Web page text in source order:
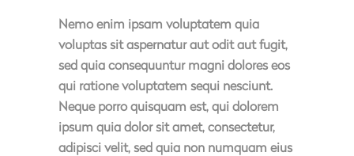
Nemo enim ipsam voluptatem quia
voluptas sit aspernatur aut odit aut fugit,
sed quia consequuntur magni dolores eos
qui ratione voluptatem sequi nesciunt.
Neque porro quisquam est, qui dolorem
ipsum quia dolor sit amet, consectetur,
adipisci velit, sed quia non numquam eius